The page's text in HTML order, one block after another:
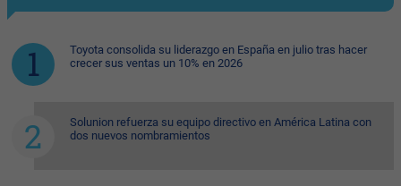
Toyota consolida su liderazgo en España en julio tras hacer
crecer sus ventas un 10% en 2026
Solunion refuerza su equipo directivo en América Latina con
dos nuevos nombramientos